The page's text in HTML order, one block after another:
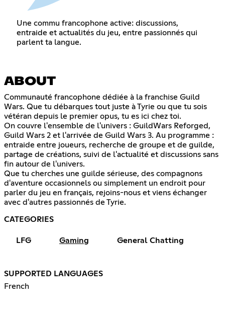
Une commu francophone active: discussions,
entraide et actualités du jeu, entre passionnés qui
parlent ta langue.
ABOUT
Communauté francophone dédiée à la franchise Guild
Wars. Que tu débarques tout juste à Tyrie ou que tu sois
vétéran depuis le premier opus, tu es ici chez toi.
On couvre l'ensemble de l'univers : GuildWars Reforged,
Guild Wars 2 et l'arrivée de Guild Wars 3. Au programme :
entraide entre joueurs, recherche de groupe et de guilde,
partage de créations, suivi de l'actualité et discussions sans
fin autour de l'univers.
Que tu cherches une guilde sérieuse, des compagnons
d'aventure occasionnels ou simplement un endroit pour
parler du jeu en français, rejoins-nous et viens échanger
avec d'autres passionnés de Tyrie.
CATEGORIES
LFG Gaming General Chatting
SUPPORTED LANGUAGES
French